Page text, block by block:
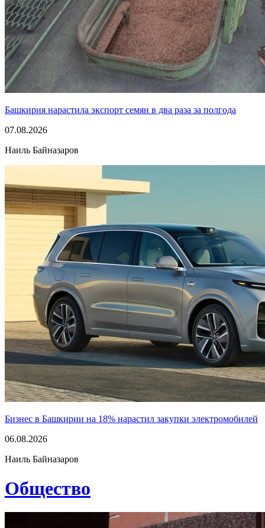
Башкирия нарастила экспорт семян в два раза за полгода
07.08.2026
Наиль Байназаров
Бизнес в Башкирии на 18% нарастил закупки электромобилей
06.08.2026
Наиль Байназаров
Общество